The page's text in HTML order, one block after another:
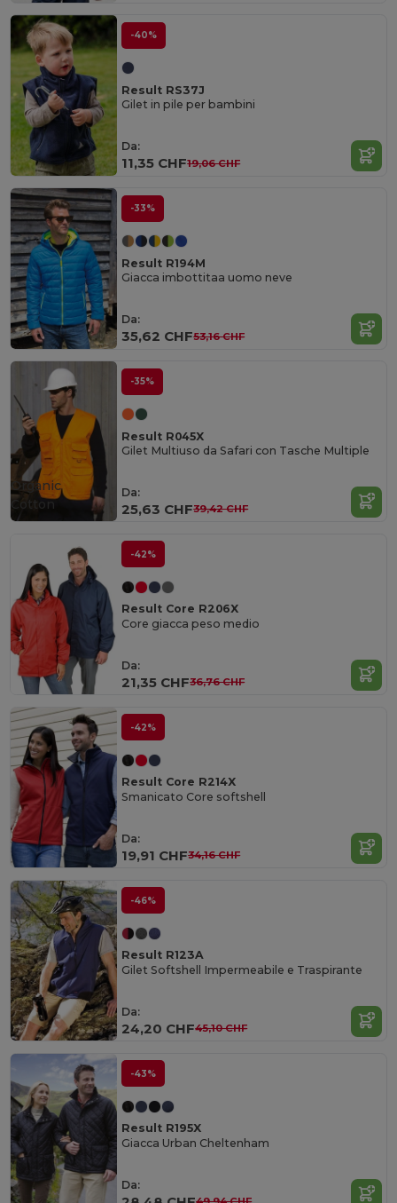
-40%
Result RS37J
Gilet in pile per bambini
Da:
11,35 CHF19,06 CHF
-33%
Result R194M
Giacca imbottitaa uomo neve
Da:
35,62 CHF53,16 CHF
-35%
Result R045X
Gilet Multiuso da Safari con Tasche Multiple
Da:
25,63 CHF39,42 CHF
Organic
Cotton
-42%
Result Core R206X
Core giacca peso medio
Da:
21,35 CHF36,76 CHF
-42%
Result Core R214X
Smanicato Core softshell
Da:
19,91 CHF34,16 CHF
-46%
Result R123A
Gilet Softshell Impermeabile e Traspirante
Da:
24,20 CHF45,10 CHF
-43%
Result R195X
Giacca Urban Cheltenham
Da: